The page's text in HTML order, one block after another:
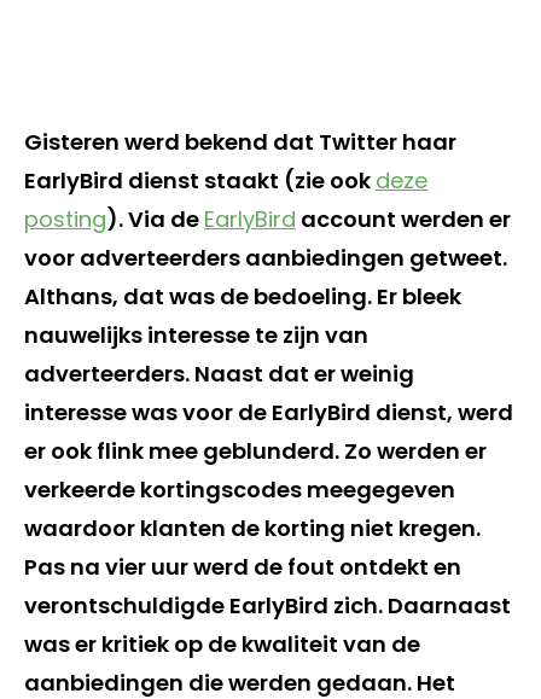
Gisteren werd bekend dat Twitter haar
EarlyBird dienst staakt (zie ook deze
posting). Via de EarlyBird account werden er
voor adverteerders aanbiedingen getweet.
Althans, dat was de bedoeling. Er bleek
nauwelijks interesse te zijn van
adverteerders. Naast dat er weinig
interesse was voor de EarlyBird dienst, werd
er ook flink mee geblunderd. Zo werden er
verkeerde kortingscodes meegegeven
waardoor klanten de korting niet kregen.
Pas na vier uur werd de fout ontdekt en
verontschuldigde EarlyBird zich. Daarnaast
was er kritiek op de kwaliteit van de
aanbiedingen die werden gedaan. Het